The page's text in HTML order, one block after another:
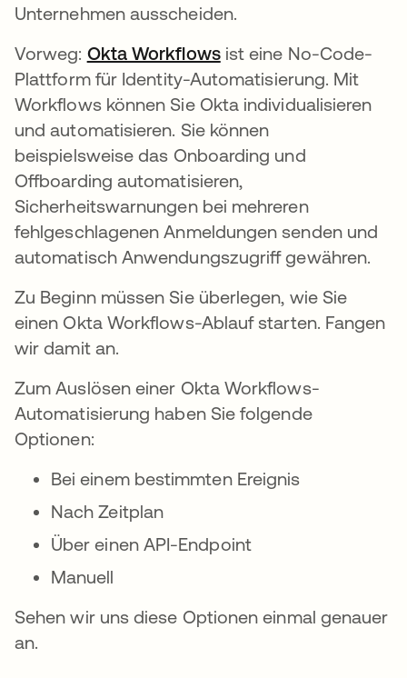
Unternehmen ausscheiden.
Vorweg: Okta Workflowsist eine No-Code-
Plattform für Identity-Automatisierung. Mit
Workflows können Sie Okta individualisieren
und automatisieren. Sie können
beispielsweise das Onboarding und
Offboarding automatisieren,
Sicherheitswarnungen bei mehreren
fehlgeschlagenen Anmeldungen senden und
automatisch Anwendungszugriff gewähren.
Zu Beginn müssen Sie überlegen, wie Sie
einen Okta Workflows-Ablauf starten. Fangen
wir damit an.
Zum Auslösen einer Okta Workflows-
Automatisierung haben Sie folgende
Optionen:
Bei einem bestimmten Ereignis
Nach Zeitplan
Über einen API-Endpoint
Manuell
Sehen wir uns diese Optionen einmal genauer
an.